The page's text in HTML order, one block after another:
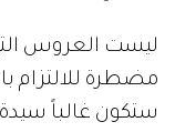
ليست العروس
مضطرة للالتزام
ستكون غالباً